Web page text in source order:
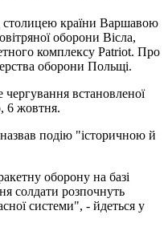
країни Варшавою
оборони Вісла,
комплексу Patriot. Про
оборони Польщі.
встановленої
6 жовтня.
подію "історичною й
оборону на базі
солдати розпочнуть
системи", - йдеться у